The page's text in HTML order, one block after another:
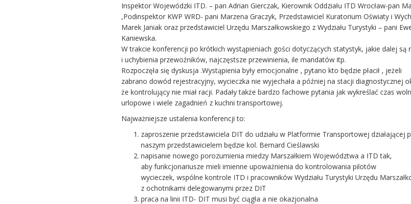
Inspektor Wojewódzki ITD. – pan Adrian Gierczak, Kierownik Oddziału ITD Wrocław-pan
,Podinspektor KWP WRD- pani Marzena Graczyk, Przedstawiciel Kuratorium Oświaty i
Marek Janiak oraz przedstawiciel Urzędu Marszałkowskiego z Wydziału Turystyki – pani
Kaniewska.
W trakcie konferencji po krótkich wystąpieniach gości dotyczących statystyk, jakie dalej są
i uchybienia przewoźników, najczęstsze przewinienia, ile mandatów itp.
Rozpoczęła się dyskusja .Wystąpienia były emocjonalne , pytano kto będzie płacił , jeżeli
zabrano dowód rejestracyjny, wycieczka nie wyjechała a później na stacji diagnostycznej
że kontrolujący nie miał racji. Padały także bardzo fachowe pytania jak wykreślać czas
urlopowe i wiele zagadnień z kuchni transportowej.
Najważniejsze ustalenia konferencji to:
zaproszenie przedstawiciela DIT do udziału w Platformie Transportowej działającej
naszym przedstawicielem będzie kol. Bernard Cieślawski
napisanie nowego porozumienia miedzy Marszałkiem Województwa a ITD tak,
aby funkcjonariusze mieli imienne upoważnienia do kontrolowania pilotów
wycieczek, wspólne kontrole ITD i pracowników Wydziału Turystyki Urzędu
z ochotnikami delegowanymi przez DIT
praca na linii ITD- DIT musi być ciągła a nie okazjonalna